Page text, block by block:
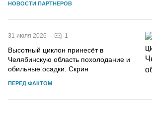
НОВОСТИ ПАРТНЕРОВ
31 июля 2026 1
Высотный циклон принесёт в
Челябинскую область похолодание и
обильные осадки. Скрин
ПЕРЕД ФАКТОМ